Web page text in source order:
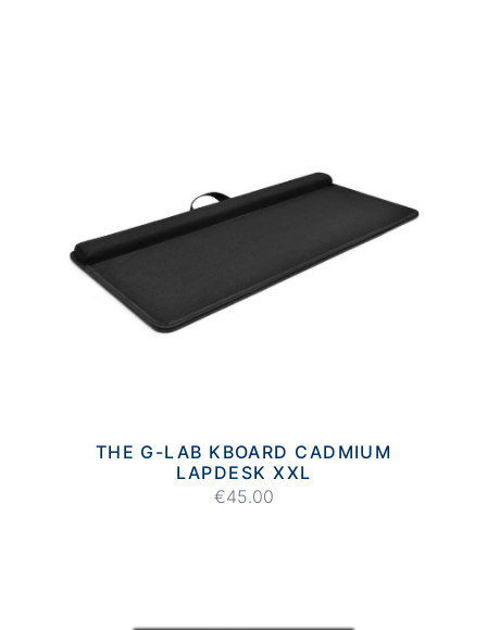
THE G-LAB KBOARD CADMIUM
LAPDESK XXL
€45.00